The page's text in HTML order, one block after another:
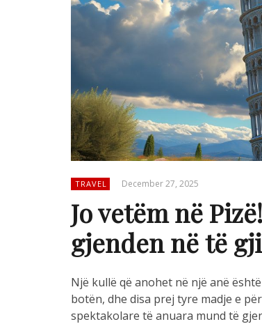
TRAVEL December 27, 2025
Jo vetëm në
gjenden në të
Një kullë që anohet në një anë
botën, dhe disa prej tyre madje e
spektakolare të anuara mund të